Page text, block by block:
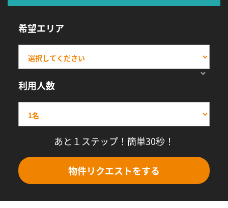
希望エリア
利用人数
あと１ステップ！簡単30秒！
物件リクエストをする